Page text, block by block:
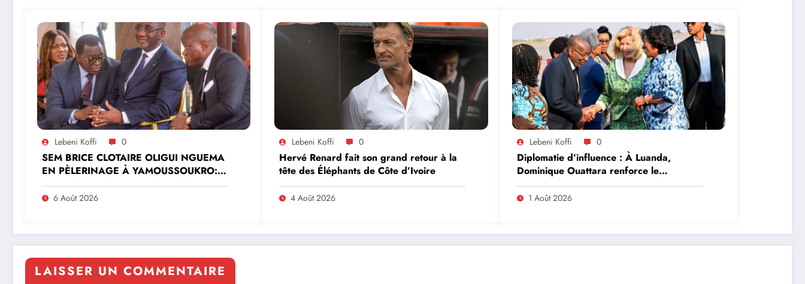
Lebeni Koffi 0
SEM BRICE CLOTAIRE OLIGUI NGUEMA
EN PÈLERINAGE À YAMOUSSOUKRO:LE
MINISTRE PAULIN CLAUDE DANHO
PREND PART À LA CÉRÉMONIE
6 Août 2026
Lebeni Koffi 0
Hervé Renard fait son grand retour à la
tête des Éléphants de Côte d’Ivoire
4 Août 2026
Lebeni Koffi 0
Diplomatie d’influence : À Luanda,
Dominique Ouattara renforce le
leadership solidaire de la Côte d’Ivoire
en Afrique
1 Août 2026
LAISSER UN COMMENTAIRE